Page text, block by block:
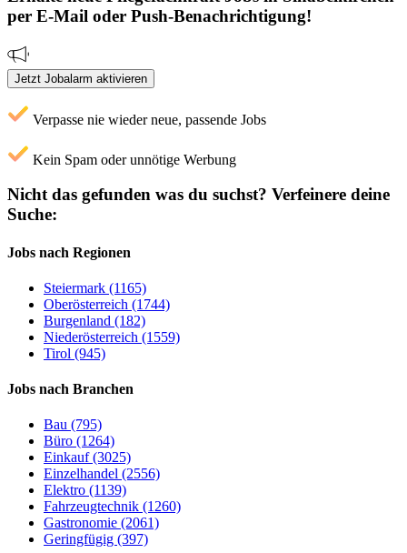
per E-Mail oder Push-Benachrichtigung!
Jetzt Jobalarm aktivieren
Verpasse nie wieder neue, passende Jobs
Kein Spam oder unnötige Werbung
Nicht das gefunden was du suchst? Verfeinere deine
Suche:
Jobs nach Regionen
Steiermark (1165)
Oberösterreich (1744)
Burgenland (182)
Niederösterreich (1559)
Tirol (945)
Jobs nach Branchen
Bau (795)
Büro (1264)
Einkauf (3025)
Einzelhandel (2556)
Elektro (1139)
Fahrzeugtechnik (1260)
Gastronomie (2061)
Geringfügig (397)